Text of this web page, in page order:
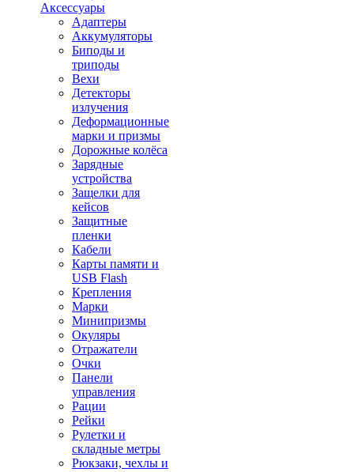
Аксессуары
Адаптеры
Аккумуляторы
Биподы и
триподы
Вехи
Детекторы
излучения
Деформационные
марки и призмы
Дорожные колёса
Зарядные
устройства
Защелки для
кейсов
Защитные
пленки
Кабели
Карты памяти и
USB Flash
Крепления
Марки
Минипризмы
Окуляры
Отражатели
Очки
Панели
управления
Рации
Рейки
Рулетки и
складные метры
Рюкзаки, чехлы и